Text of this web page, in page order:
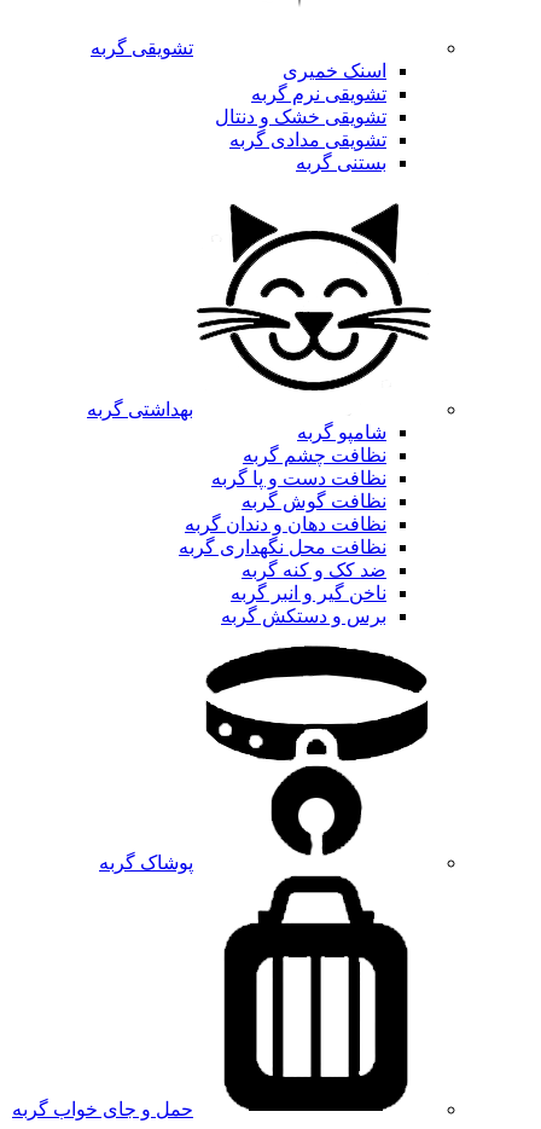
تشویقی گربه
اسنک خمیری
تشویقی نرم گربه
تشویقی خشک و دنتال
تشویقی مدادی گربه
بستنی گربه
بهداشتی گربه
شامپو گربه
نظافت چشم گربه
نظافت دست و پا گربه
نظافت گوش گربه
نظافت دهان و دندان گربه
نظافت محل نگهداری گربه
ضد کک و کنه گربه
ناخن گیر و انبر گربه
برس و دستکش گربه
پوشاک گربه
حمل و جای خواب گربه